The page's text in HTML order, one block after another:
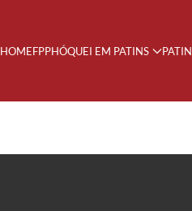
HOMEFPPHÓQUEI EM PATINS